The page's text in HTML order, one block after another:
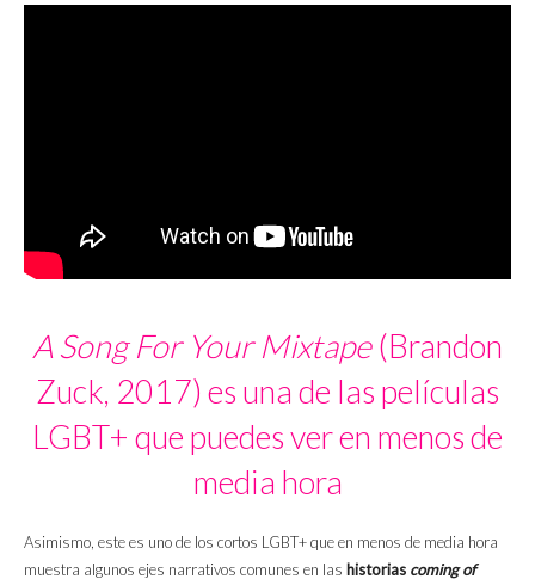
A Song For Your Mixtape(Brandon
Zuck, 2017) es una de las películas
LGBT+ que puedes ver en menos de
media hora
Asimismo, este es uno de los cortos LGBT+ que en menos de media hora
muestra algunos ejes narrativos comunes en las historias coming of